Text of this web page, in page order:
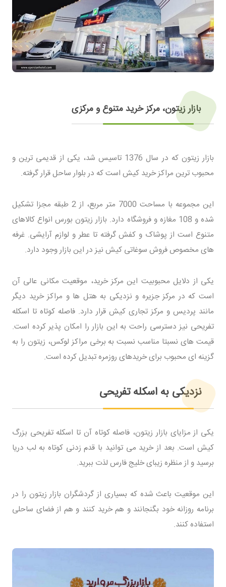
بازار زیتون، مرکز خرید متنوع و مرکزی
بازار زیتون که در سال 1376 تاسیس شد، یکی از قدیمی ترین و
محبوب ترین مراکز خرید کیش است که در بلوار ساحل قرار گرفته.
این مجموعه با مساحت 7000 متر مربع، از 2 طبقه مجزا تشکیل
شده و 108 مغازه و فروشگاه دارد. بازار زیتون بورس انواع کالاهای
متنوع است از پوشاک و کفش گرفته تا عطر و لوازم آرایشی. غرفه
های مخصوص فروش سوغاتی کیش نیز در این بازار وجود دارد.
یکی از دلایل محبوبیت این مرکز خرید، موقعیت مکانی عالی آن
است که در مرکز جزیره و نزدیکی به هتل ها و مراکز خرید دیگر
مانند پردیس و مرکز تجاری کیش قرار دارد. فاصله کوتاه تا اسکله
تفریحی نیز دسترسی راحت به این بازار را امکان پذیر کرده است.
قیمت های نسبتا مناسب نسبت به برخی مراکز لوکس، زیتون را به
گزینه ای محبوب برای خریدهای روزمره تبدیل کرده است.
نزدیکی به اسکله تفریحی
یکی از مزایای بازار زیتون، فاصله کوتاه آن تا اسکله تفریحی بزرگ
کیش است. بعد از خرید می توانید با قدم زدنی کوتاه به لب دریا
برسید و از منظره زیبای خلیج فارس لذت ببرید.
این موقعیت باعث شده که بسیاری از گردشگران بازار زیتون را در
برنامه روزانه خود بگنجانند و هم خرید کنند و هم از فضای ساحلی
استفاده کنند.